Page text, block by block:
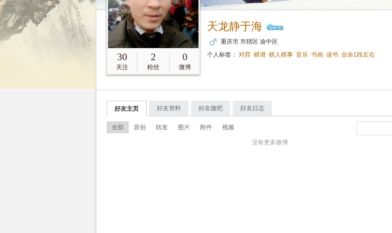
30
关注
2
粉丝
0
微博
天龙静于海
重庆市 市辖区 渝中区
个人标签： 对弈 棋谱 棋人棋事 音乐 书画 读书 业余1段左右
好友主页 好友资料 好友微吧 好友日志
全部 原创 转发 图片 附件 视频
没有更多微博